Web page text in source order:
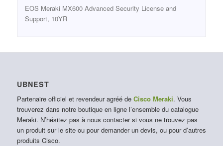
EOS Meraki MX600 Advanced Security License and
Support, 10YR
UBNEST
Partenaire officiel et revendeur agréé de Cisco Meraki. Vous
trouverez dans notre boutique en ligne l’ensemble du catalogue
Meraki. N’hésitez pas à nous contacter si vous ne trouvez pas
un produit sur le site ou pour demander un devis, ou pour d’autres
produits Cisco.